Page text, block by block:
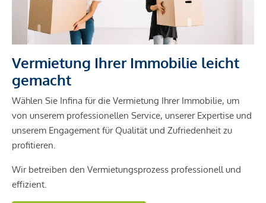
Vermietung Ihrer Immobilie leicht
gemacht
Wählen Sie Infina für die Vermietung Ihrer Immobilie, um
von unserem professionellen Service, unserer Expertise und
unserem Engagement für Qualität und Zufriedenheit zu
profitieren.
Wir betreiben den Vermietungsprozess professionell und
effizient.